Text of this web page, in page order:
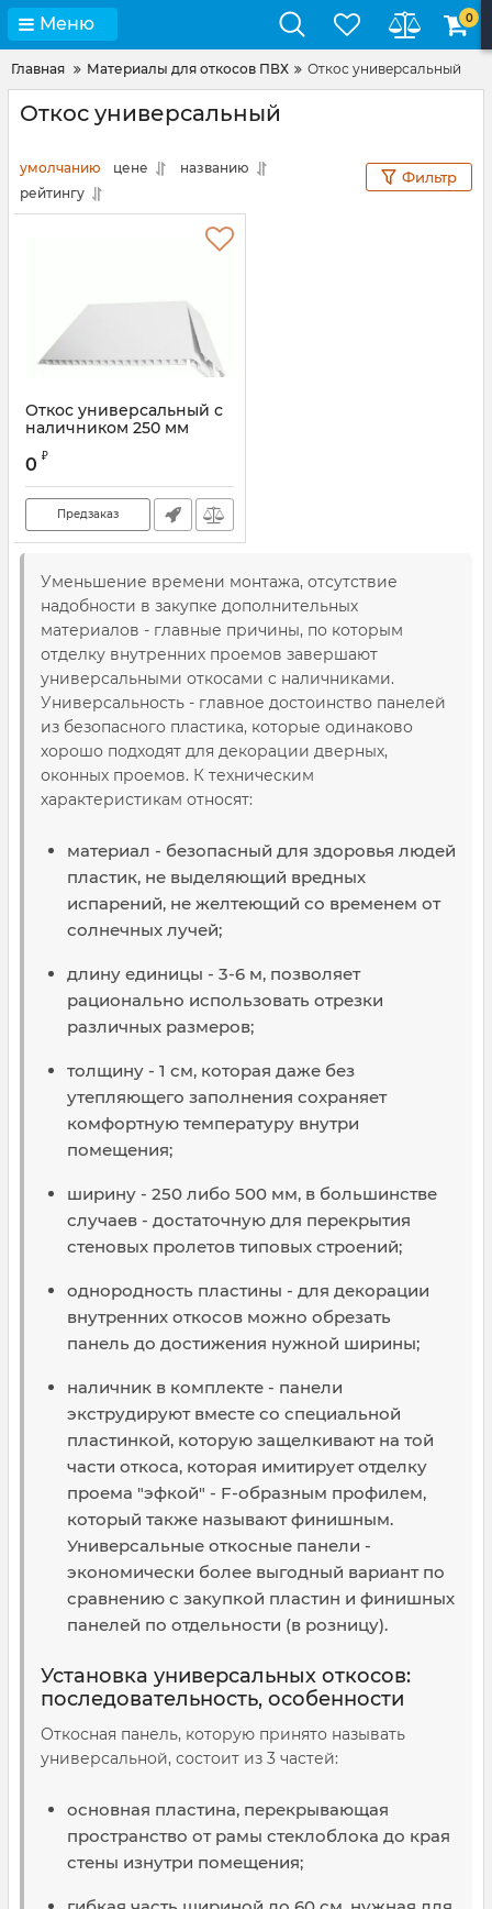
Меню 0
Главная Материалы для откосов ПВХ Откос универсальный
Откос универсальный
умолчанию цене
названию
рейтингу
Фильтр
Откос универсальный с
наличником 250 мм
0 ₽
Предзаказ
Уменьшение времени монтажа, отсутствие
надобности в закупке дополнительных
материалов - главные причины, по которым
отделку внутренних проемов завершают
универсальными откосами с наличниками.
Универсальность - главное достоинство панелей
из безопасного пластика, которые одинаково
хорошо подходят для декорации дверных,
оконных проемов. К техническим
характеристикам относят:
материал - безопасный для здоровья людей
пластик, не выделяющий вредных
испарений, не желтеющий со временем от
солнечных лучей;
длину единицы - 3-6 м, позволяет
рационально использовать отрезки
различных размеров;
толщину - 1 см, которая даже без
утепляющего заполнения сохраняет
комфортную температуру внутри
помещения;
ширину - 250 либо 500 мм, в большинстве
случаев - достаточную для перекрытия
стеновых пролетов типовых строений;
однородность пластины - для декорации
внутренних откосов можно обрезать
панель до достижения нужной ширины;
наличник в комплекте - панели
экструдируют вместе со специальной
пластинкой, которую защелкивают на той
части откоса, которая имитирует отделку
проема "эфкой" - F-образным профилем,
который также называют финишным.
Универсальные откосные панели -
экономически более выгодный вариант по
сравнению с закупкой пластин и финишных
панелей по отдельности (в розницу).
Установка универсальных откосов:
последовательность, особенности
Откосная панель, которую принято называть
универсальной, состоит из 3 частей:
основная пластина, перекрывающая
пространство от рамы стеклоблока до края
стены изнутри помещения;